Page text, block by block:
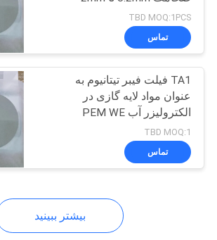
پارچه از رشته های
مستمر
39
TBD MOQ:1PCS
تماس
TA1 فیلت فیبر تیتانیوم به
عنوان مواد لایه گازی در
الکترولیزر آب PEM WE
TBD MOQ:1
تماس
بیشتر ببینید